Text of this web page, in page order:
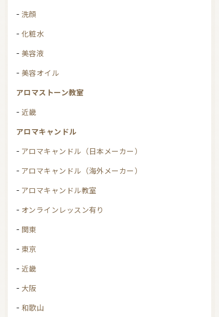
洗顔
化粧水
美容液
美容オイル
アロマストーン教室
近畿
アロマキャンドル
アロマキャンドル（日本メーカー）
アロマキャンドル（海外メーカー）
アロマキャンドル教室
オンラインレッスン有り
関東
東京
近畿
大阪
和歌山